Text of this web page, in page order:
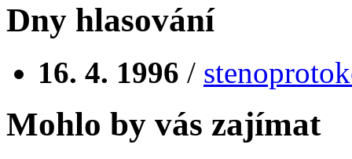
Dny hlasování
16. 4. 1996 /
Mohlo by vás zajímat